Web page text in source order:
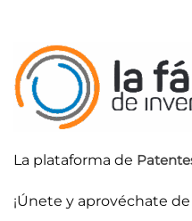
La plataforma de
¡Únete y aprovéchate